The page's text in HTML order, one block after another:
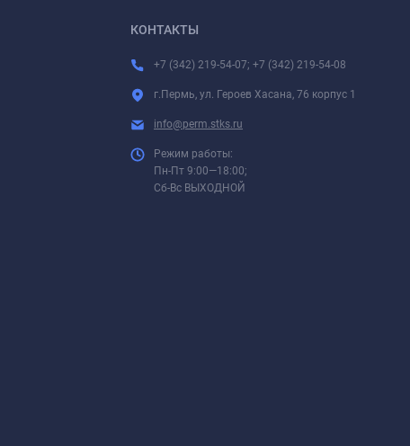
КОНТАКТЫ
+7 (342) 219-54-07; +7 (342) 219-54-08
г.Пермь, ул. Героев Хасана, 76 корпус 1
info@perm.stks.ru
Режим работы:
Пн-Пт 9:00—18:00;
Сб-Вс ВЫХОДНОЙ